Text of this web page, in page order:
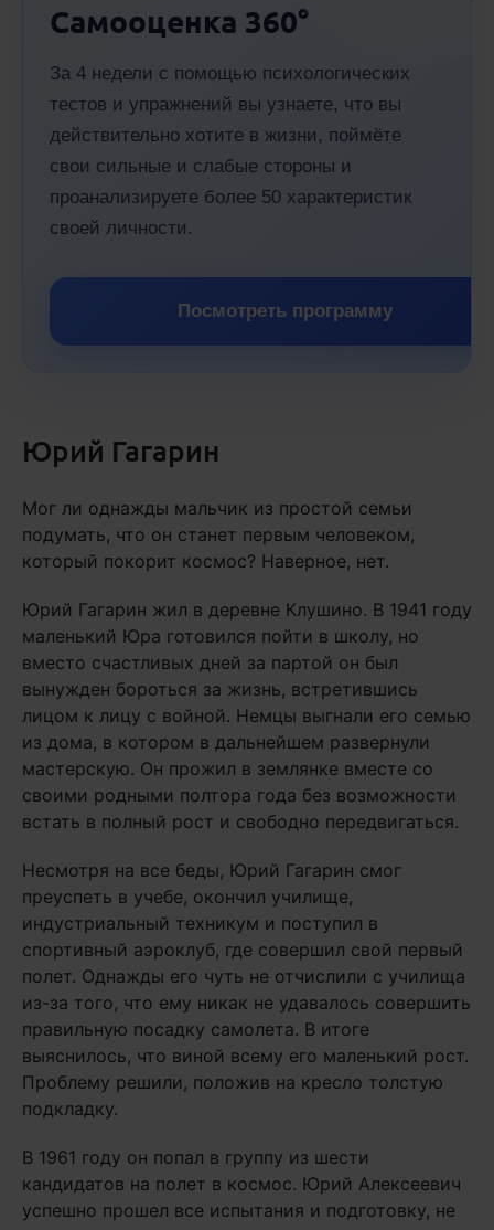
Самооценка 360°
За 4 недели с помощью психологических
тестов и упражнений вы узнаете, что вы
действительно хотите в жизни, поймёте
свои сильные и слабые стороны и
проанализируете более 50 характеристик
своей личности.
Посмотреть программу
Юрий Гагарин
Мог ли однажды мальчик из простой семьи
подумать, что он станет первым человеком,
который покорит космос? Наверное, нет.
Юрий Гагарин жил в деревне Клушино. В 1941 году
маленький Юра готовился пойти в школу, но
вместо счастливых дней за партой он был
вынужден бороться за жизнь, встретившись
лицом к лицу с войной. Немцы выгнали его семью
из дома, в котором в дальнейшем развернули
мастерскую. Он прожил в землянке вместе со
своими родными полтора года без возможности
встать в полный рост и свободно передвигаться.
Несмотря на все беды, Юрий Гагарин смог
преуспеть в учебе, окончил училище,
индустриальный техникум и поступил в
спортивный аэроклуб, где совершил свой первый
полет. Однажды его чуть не отчислили с училища
из-за того, что ему никак не удавалось совершить
правильную посадку самолета. В итоге
выяснилось, что виной всему его маленький рост.
Проблему решили, положив на кресло толстую
подкладку.
В 1961 году он попал в группу из шести
кандидатов на полет в космос. Юрий Алексеевич
успешно прошел все испытания и подготовку, не